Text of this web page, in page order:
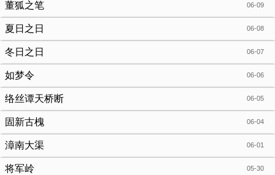
06-09
董狐之笔
06-08
夏日之日
06-07
冬日之日
06-06
如梦令
06-05
络丝谭天桥断
06-04
固新古槐
06-01
漳南大渠
05-30
将军岭